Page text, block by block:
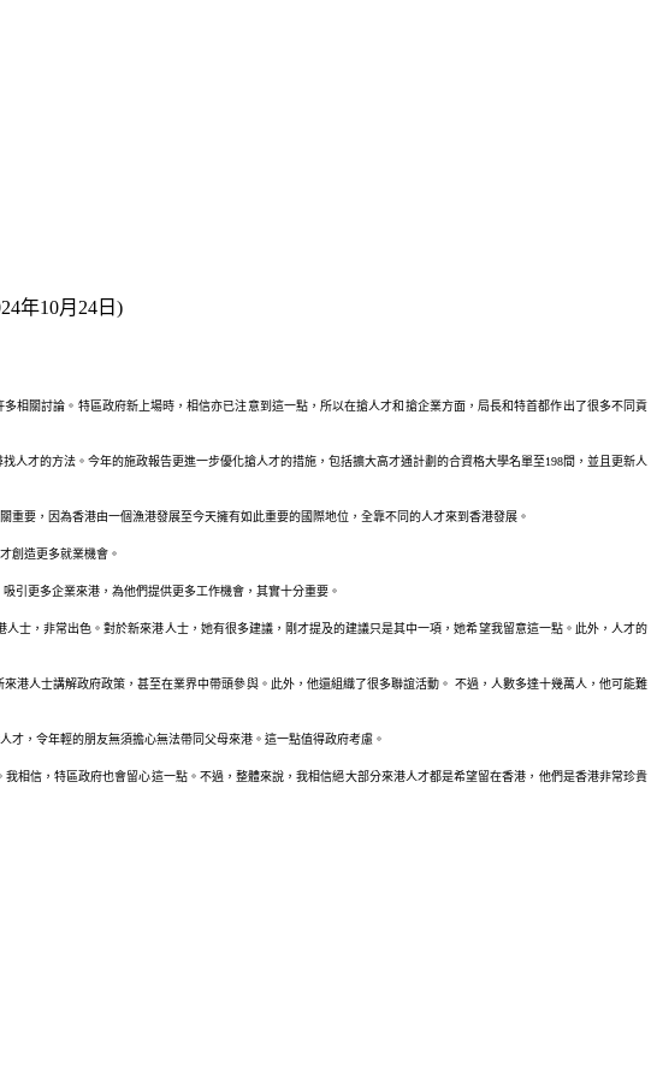
年10月24日)
相關討論。特區政府新上場時，相信亦已注意到這一點，所以在搶人才和搶企業方面，局長和特首都作出了很多不同貢
才的方法。今年的施政報告更進一步優化搶人才的措施，包括擴大高才通計劃的合資格大學名單至198間，並且更新人
要，因為香港由一個漁港發展至今天擁有如此重要的國際地位，全靠不同的人才來到香港發展。
創造更多就業機會。
引更多企業來港，為他們提供更多工作機會，其實十分重要。
士，非常出色。對於新來港人士，她有很多建議，剛才提及的建議只是其中一項，她希望我留意這一點。此外，人才的
人士講解政府政策，甚至在業界中帶頭參與。此外，他還組織了很多聯誼活動。 不過，人數多達十幾萬人，他可能難
才，令年輕的朋友無須擔心無法帶同父母來港。這一點值得政府考慮。
相信，特區政府也會留心這一點。不過，整體來說，我相信絕大部分來港人才都是希望留在香港，他們是香港非常珍貴